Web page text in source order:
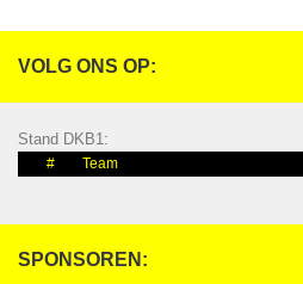
VOLG ONS OP:
Stand DKB1:
# Team
SPONSOREN: